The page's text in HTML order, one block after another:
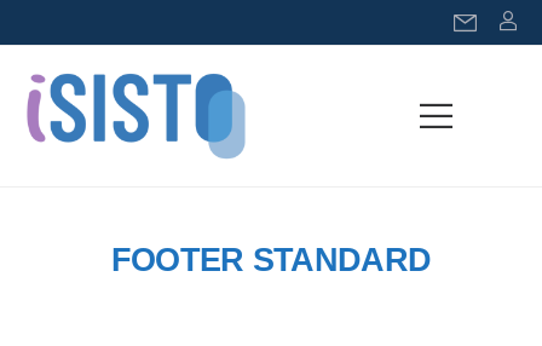
FOOTER STANDARD